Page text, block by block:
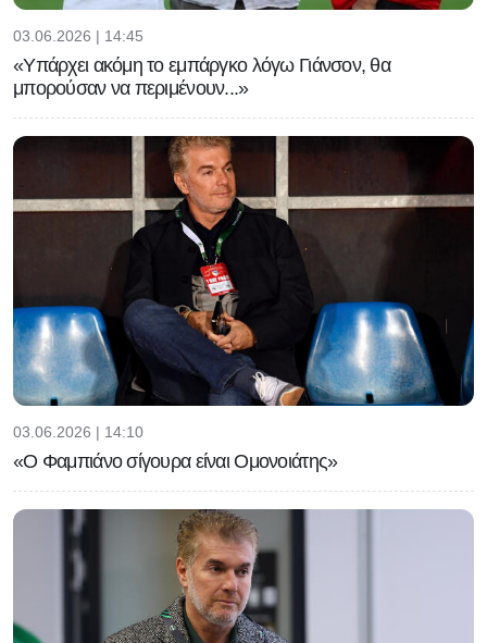
03.06.2026 | 14:45
«Υπάρχει ακόμη το εμπάργκο λόγω Γιάνσον, θα
μπορούσαν να περιμένουν...»
03.06.2026 | 14:10
«Ο Φαμπιάνο σίγουρα είναι Ομονοιάτης»